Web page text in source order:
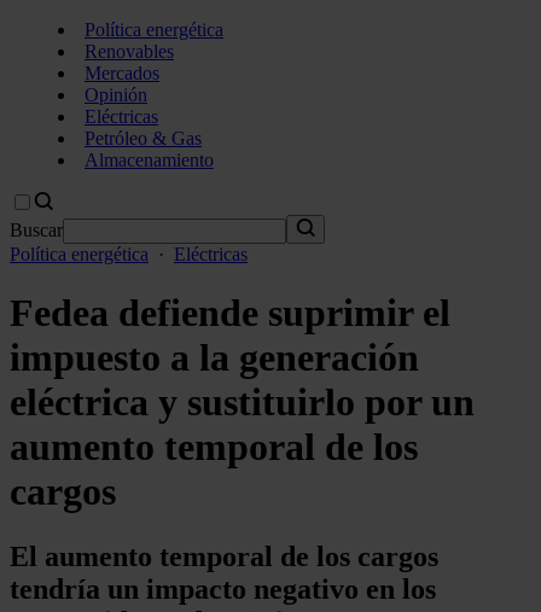
Política energética
Renovables
Mercados
Opinión
Eléctricas
Petróleo & Gas
Almacenamiento
Buscar
Política energética
· Eléctricas
Fedea defiende suprimir el
impuesto a la generación
eléctrica y sustituirlo por un
aumento temporal de los
cargos
El aumento temporal de los cargos
tendría un impacto negativo en los